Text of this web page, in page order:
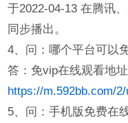
于2022-04-13 在腾讯
同步播出。
4、问：哪个平台可以
答：免vip在线观看地
https://m.592bb.com/2/
5、问：手机版免费在